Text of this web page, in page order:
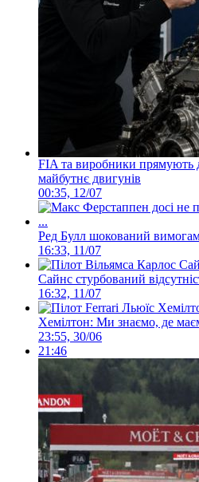
FIA та виробники прямують
майбутнє двигунів
00:35, 12/07
Ред Булл шокований
16:33, 11/07
Сайнс стурбований
16:32, 11/07
Хемілтон: Ми знаємо, де
23:55, 30/06
21:46